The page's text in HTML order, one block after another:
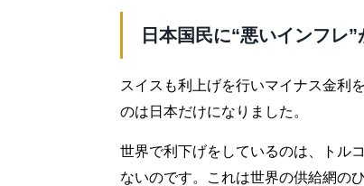
日本国民に“悪いインフレ”
スイスも利上げを行いマイナス金利
のは日本だけになりました。
世界で利下げをしているのは、トル
ないのです。これは世界の供給網の